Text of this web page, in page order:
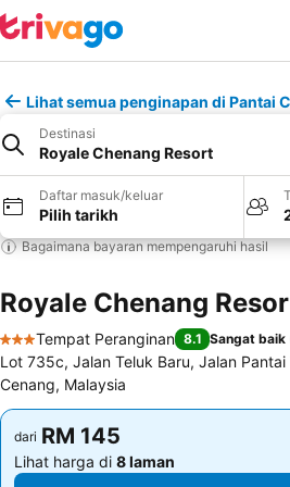
Lihat semua penginapan di Pantai
Destinasi
Royale Chenang Resort
Daftar masuk/keluar
Pilih tarikh
Bagaimana bayaran mempengaruhi hasil
Royale Chenang
3 Bintang
Tempat Peranginan 8.1 Sangat baik
Lot 735c, Jalan Teluk Baru, Jalan
Cenang, Malaysia
dari RM 145
Lihat harga di 8 laman
dari RM 145
Lihat harga di 8 laman